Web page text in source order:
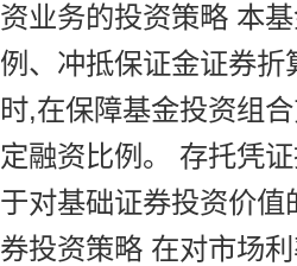
资业务的投资策略 本
例、冲抵保证金证券
时,在保障基金投资组
定融资比例。 存托凭
于对基础证券投资价
券投资策略 在对市场